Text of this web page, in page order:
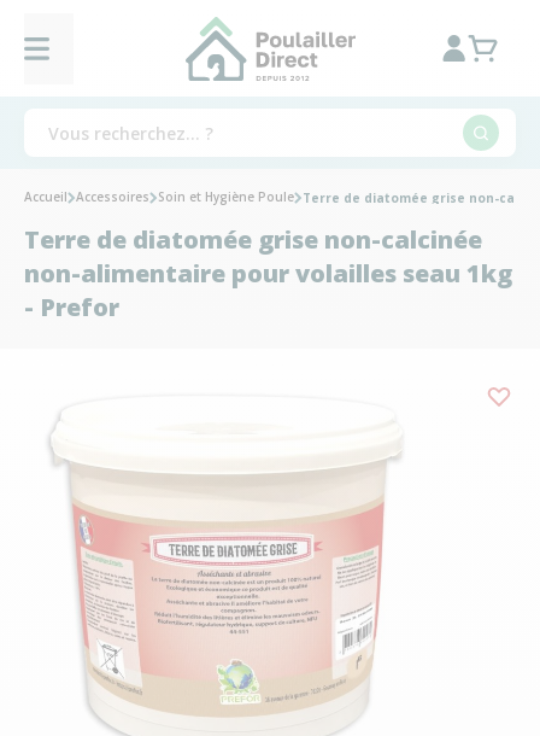
Accueil Accessoires Soin et Hygiène Poule Terre de diatomée grise non-
Terre de diatomée grise non-calcinée
non-alimentaire pour volailles seau 1kg
- Prefor